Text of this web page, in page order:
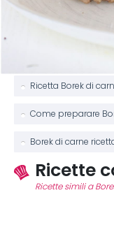
Ricetta Borek di
Come preparare
Borek di carne
Ricette
Ricette simili a